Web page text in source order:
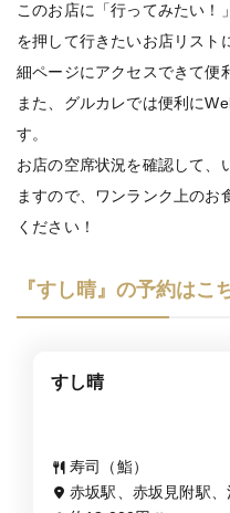
このお店に「行ってみたい！
を押して行きたいお店リスト
細ページにアクセスできて便
また、グルカレでは便利に
す。
お店の空席状況を確認して、
ますので、ワンランク上のお
ください！
『すし晴』の予約はこ
すし晴
寿司（鮨）
赤坂駅、赤坂見附駅